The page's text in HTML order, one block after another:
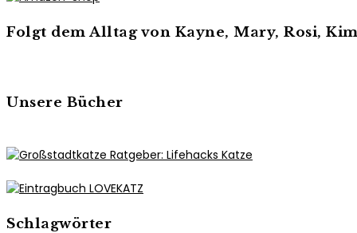
Folgt dem Alltag von Kayne, Mary, Rosi,
Unsere Bücher
Schlagwörter